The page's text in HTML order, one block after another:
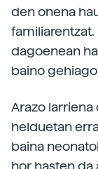
den onena
dagoenean
baino
Arazo larriena
helduetan
baina
hor hasten da